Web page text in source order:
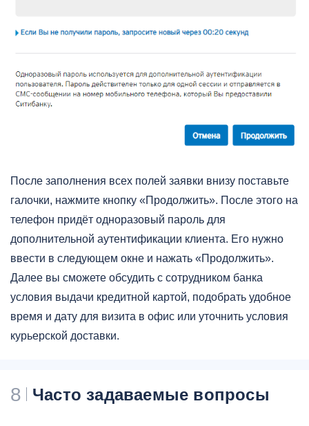
После заполнения всех полей заявки внизу поставьте
галочки, нажмите кнопку «Продолжить». После этого на
телефон придёт одноразовый пароль для
дополнительной аутентификации клиента. Его нужно
ввести в следующем окне и нажать «Продолжить».
Далее вы сможете обсудить с сотрудником банка
условия выдачи кредитной картой, подобрать удобное
время и дату для визита в офис или уточнить условия
курьерской доставки.
8 Часто задаваемые вопросы